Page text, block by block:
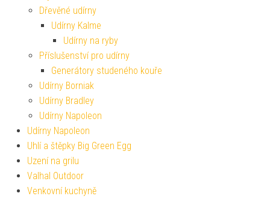
Dřevěné udírny
Udírny Kalme
Udírny na ryby
Příslušenství pro udírny
Generátory studeného kouře
Udírny Borniak
Udírny Bradley
Udírny Napoleon
Udírny Napoleon
Uhlí a štěpky Big Green Egg
Uzení na grilu
Valhal Outdoor
Venkovní kuchyně